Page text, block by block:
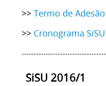
>> Termo de
>> Cronograma
SiSU 2016/1